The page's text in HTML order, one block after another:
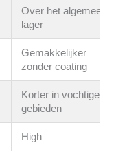
Over het algemeen
lager
Gemakkelijker
zonder coating
Korter in vochtige
gebieden
High